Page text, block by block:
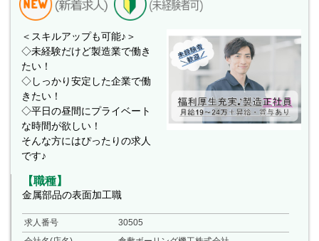
＜スキルアップも可能♪＞
◇未経験だけど製造業で働き
たい！
◇しっかり安定した企業で働
きたい！
◇平日の昼間にプライベート
な時間が欲しい！
そんな方にはぴったりの求人
です♪
【職種】
金属部品の表面加工職
求人番号
30505